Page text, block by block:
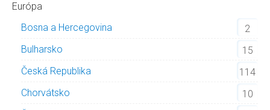
Európa
Bosna a Hercegovina
2
Bulharsko
15
Česká Republika
114
Chorvátsko
10